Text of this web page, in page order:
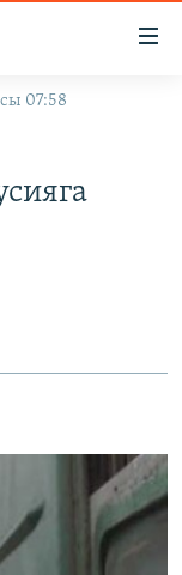
07:58